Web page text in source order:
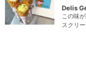
Delis
この味
スクリ